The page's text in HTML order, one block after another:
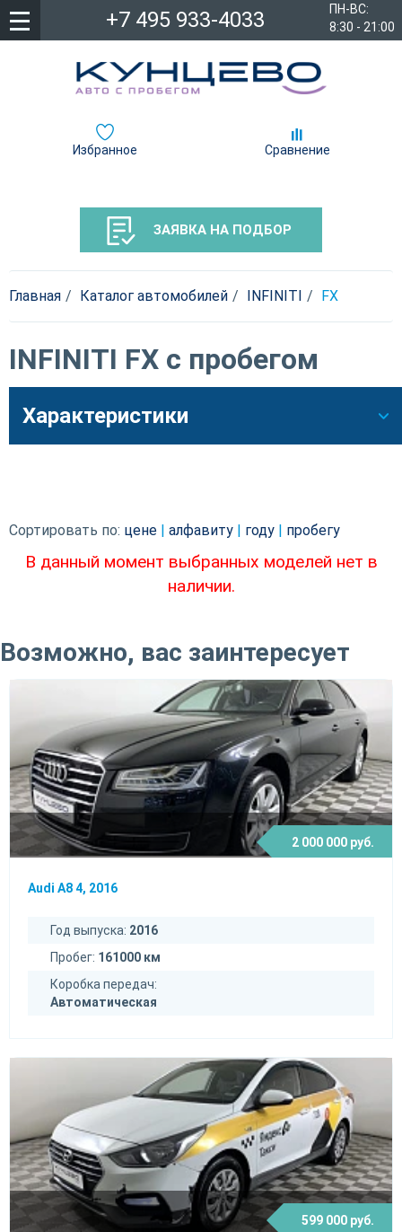
ПН-ВС:
8:30 - 21:00
+7 495 933-4033
Избранное Сравнение
ЗАЯВКА НА ПОДБОР
Главная Каталог автомобилей INFINITI FX
INFINITI FX с пробегом
Характеристики
Сортировать по: цене алфавиту году пробегу
В данный момент выбранных моделей нет в
наличии.
Возможно, вас заинтересует
2 000 000 руб.
Audi A8 4, 2016
Год выпуска: 2016
Пробег: 161000 км
Коробка передач:
Автоматическая
599 000 руб.